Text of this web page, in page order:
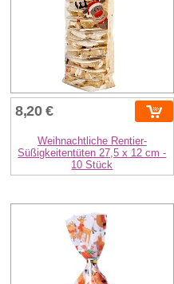
8,20 €
Weihnachtliche Rentier-
Süßigkeitentüten 27,5 x 12 cm -
10 Stück